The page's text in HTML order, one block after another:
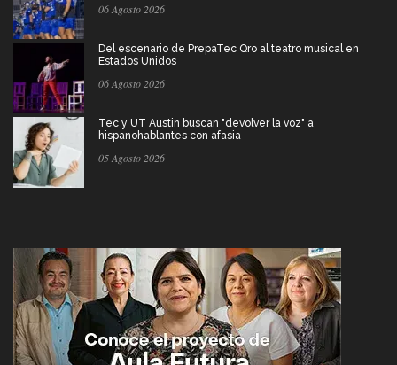
06 Agosto 2026
Del escenario de PrepaTec Qro al teatro musical en
Estados Unidos
06 Agosto 2026
Tec y UT Austin buscan "devolver la voz" a
hispanohablantes con afasia
05 Agosto 2026